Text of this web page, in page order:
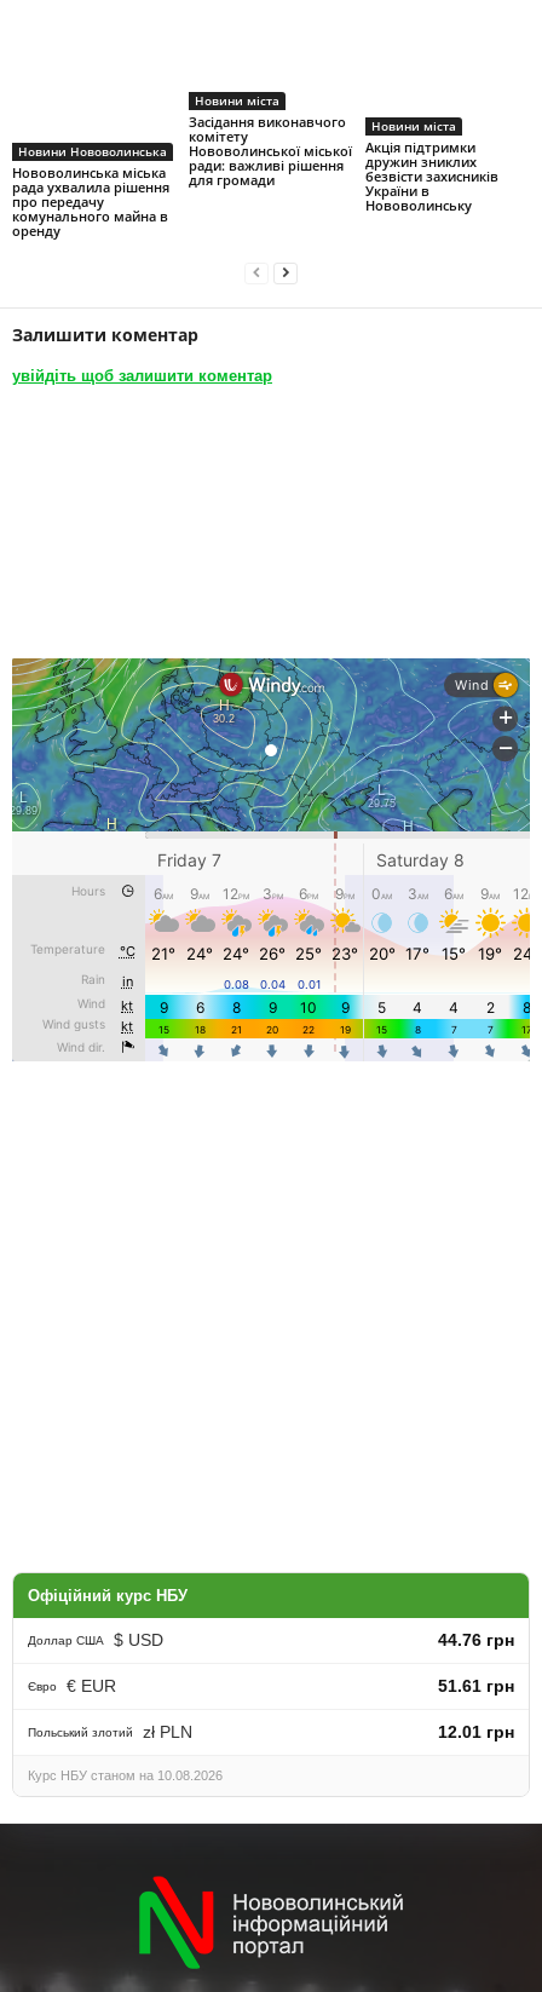
Новини Нововолинська
Нововолинська міська
рада ухвалила рішення
про передачу
комунального майна в
оренду
Новини міста
Засідання виконавчого
комітету
Нововолинської міської
ради: важливі рішення
для громади
Новини міста
Акція підтримки
дружин зниклих
безвісти захисників
України в
Нововолинську
Залишити коментар
увійдіть щоб залишити коментар
Офіційний курс НБУ
Доллар США $ USD 44.76 грн
Євро € EUR 51.61 грн
Польський злотий zł PLN 12.01 грн
Курс НБУ станом на 10.08.2026